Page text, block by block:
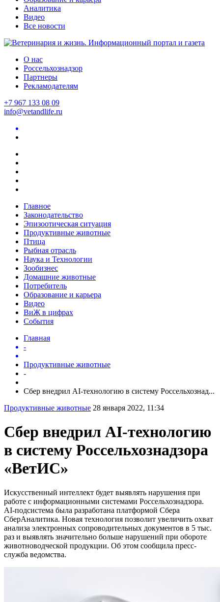
Аналитика
Видео
Все новости
О нас
Россельхознадзор
Партнеры
Рекламодателям
+7 967 133 08 09
info@vetandlife.ru
Главное
Законодательство
Эпизоотическая ситуация
Продуктивные животные
Птица
Рыбная отрасль
Наука и Технологии
Зообизнес
Домашние животные
Потребитель
Образование и карьера
Видео
ВиЖ в цифрах
События
Главная
-
Продуктивные животные
-
Сбер внедрил AI-технологию в систему Россельхознад...
Продуктивные животные 28 января 2022, 11:34
Сбер внедрил AI-технологию
в систему Россельхознадзора
«ВетИС»
Искусственный интеллект будет выявлять нарушения при
работе с информационными системами Россельхознадзора.
AI-подсистема была разработана платформой Сбера
СберАналитика. Новая технология позволит увеличить охват
анализа электронных сопроводительных документов в 5 тыс.
раз и выявлять значительно больше нарушений при обороте
животноводческой продукции. Об этом сообщила пресс-
служба ведомства.